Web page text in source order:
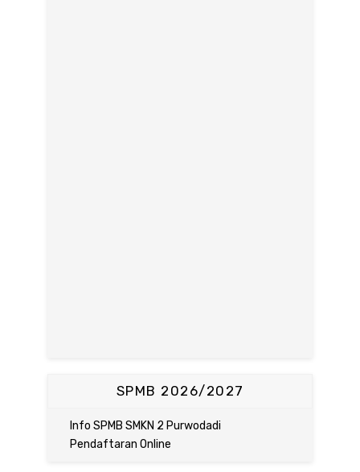
SPMB 2026/2027
Info SPMB SMKN 2 Purwodadi
Pendaftaran Online